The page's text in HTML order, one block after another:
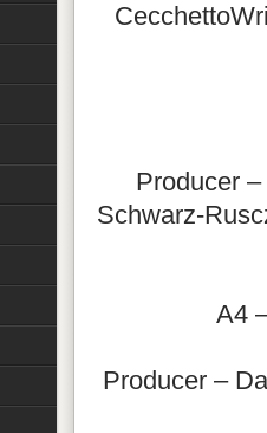
Producer
Schwarz-
A4
Producer –